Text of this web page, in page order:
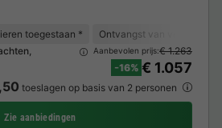
toegestaan *
Ontvangst van
Aanbevolen prijs:€ 1.263
-16% € 1.057
toeslagen op basis van 2 personen
Zie aanbiedingen